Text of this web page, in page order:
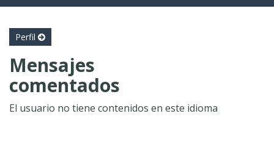
Perfil
Mensajes
comentados
El usuario no tiene contenidos en este idioma